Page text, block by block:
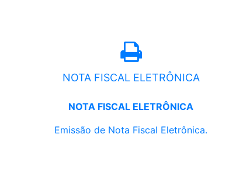
NOTA FISCAL ELETRÔNICA
NOTA FISCAL ELETRÔNICA
Emissão de Nota Fiscal Eletrônica.